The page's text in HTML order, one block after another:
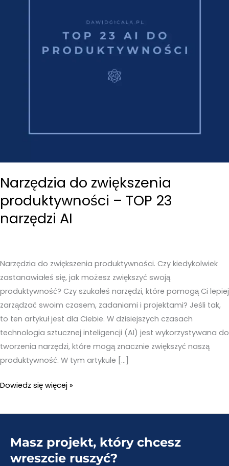
Narzędzia do zwiększenia
produktywności – TOP 23
narzędzi AI
Narzędzia do zwiększenia produktywności. Czy kiedykolwiek
zastanawiałeś się, jak możesz zwiększyć swoją
produktywność? Czy szukałeś narzędzi, które pomogą Ci lepiej
zarządzać swoim czasem, zadaniami i projektami? Jeśli tak,
to ten artykuł jest dla Ciebie. W dzisiejszych czasach
technologia sztucznej inteligencji (AI) jest wykorzystywana do
tworzenia narzędzi, które mogą znacznie zwiększyć naszą
produktywność. W tym artykule […]
Narzędzia
zwiększenia
TOP
Dowiedz się więcej »
Masz projekt, który chcesz
wreszcie ruszyć?